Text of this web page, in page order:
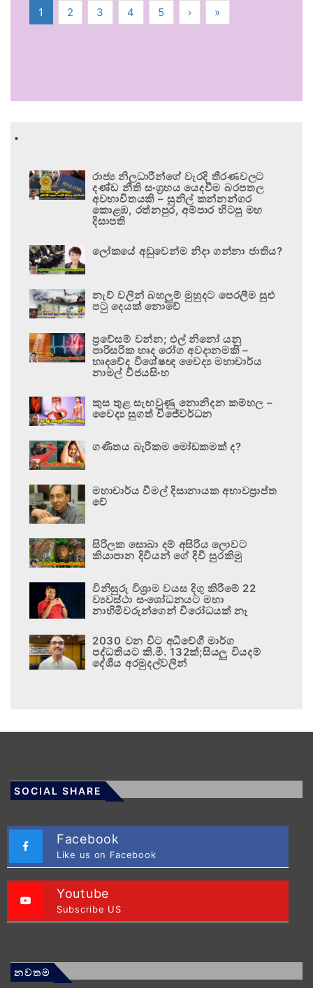
1 2 3 4 5 › »
.
රාජ්‍ය නිලධාරීන්ගේ වැරදි තීරණවලට
දණ්ඩ නීති සංග්‍රහය යෙදවීම බරපතල
අවභාවිතයකි – සුනිල් කන්නන්ගර
කොළඹ, රත්නපුර, අම්පාර හිටපු මහ
දිසාපති
ලෝකයේ අඩුවෙන්ම නිදා ගන්නා ජාතිය?
නැව් වලින් බහලුම් මුහුදට පෙරලීම සුළු
පටු දෙයක් නොවේ
ප්‍රවේසම් වන්න; එල් නිනෝ යනු
පාරිසරික හෘද රෝග අවදානමකි –
හෘදවේද විශේෂඥ වෛද්‍ය මහාචාර්ය
නාමල් විජයසිංහ
කුස තුළ සැඟවුණු නොනිදන කම්හල –
වෛද්‍ය සුගත් විජේවර්ධන
ගණිතය බැරිකම මෝඩකමක් ද?
මහාචාර්ය විමල් දිසානායක අභාවප්‍රාප්ත
වේ
සිරිලක සොබා දම් අසිරිය ලොවට
කියාපාන දිවියන් ගේ දිවි සුරකිමු
විනිසුරු විශ්‍රාම වයස දිගු කිරීමේ 22
ව්‍යවස්ථා සංශෝධනයට මහා
නාහිමිවරුන්ගෙන් විරෝධයක් නෑ
2030 වන විට අධිවේගී මාර්ග
පද්ධතියට කි.මී. 132ක්;සියලු වියදම්
දේශීය අරමුදල්වලින්
SOCIAL SHARE
Facebook
Like us on Facebook
Youtube
Subscribe US
නවතම